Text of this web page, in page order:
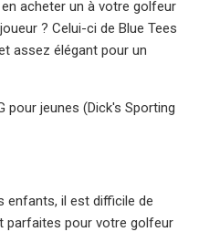
acheter un à votre golfeur
? Celui-ci de Blue Tees
assez élégant pour un
pour jeunes (Dick's Sporting
enfants, il est difficile de
parfaites pour votre golfeur